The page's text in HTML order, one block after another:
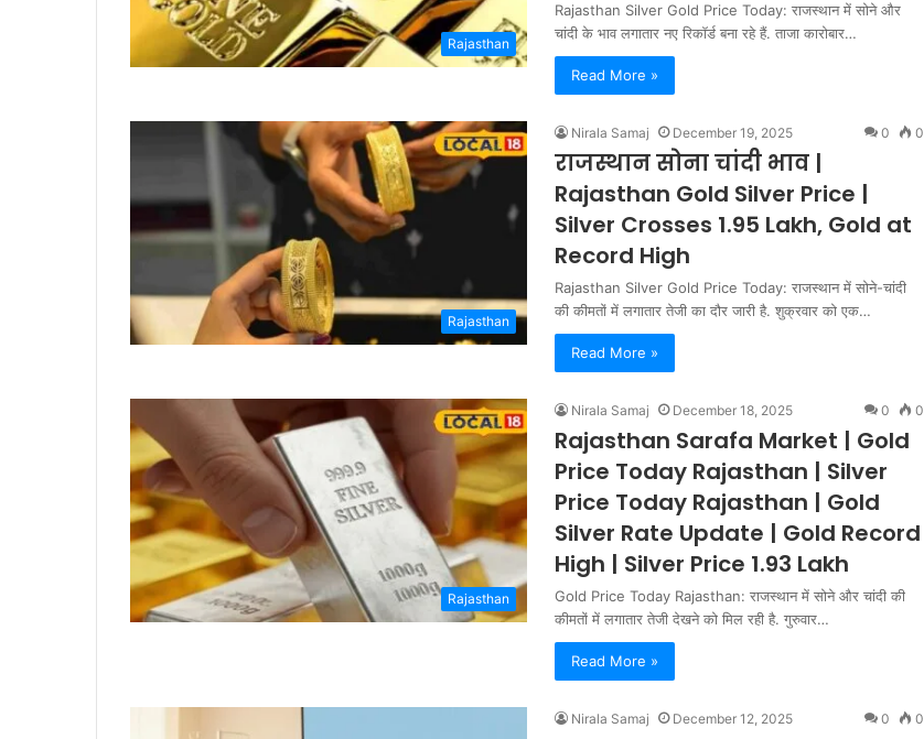
Rajasthan
Rajasthan Silver Gold Price Today: राजस्थान में सोने और
चांदी के भाव लगातार नए रिकॉर्ड बना रहे हैं. ताजा कारोबार…
Read More »
Rajasthan
Nirala Samaj December 19, 2025 0 0
राजस्थान सोना चांदी भाव |
Rajasthan Gold Silver Price |
Silver Crosses 1.95 Lakh, Gold at
Record High
Rajasthan Silver Gold Price Today: राजस्थान में सोने-चांदी
की कीमतों में लगातार तेजी का दौर जारी है. शुक्रवार को एक…
Read More »
Rajasthan
Nirala Samaj December 18, 2025 0 0
Rajasthan Sarafa Market | Gold
Price Today Rajasthan | Silver
Price Today Rajasthan | Gold
Silver Rate Update | Gold Record
High | Silver Price 1.93 Lakh
Gold Price Today Rajasthan: राजस्थान में सोने और चांदी की
कीमतों में लगातार तेजी देखने को मिल रही है. गुरुवार…
Read More »
Nirala Samaj December 12, 2025 0 0